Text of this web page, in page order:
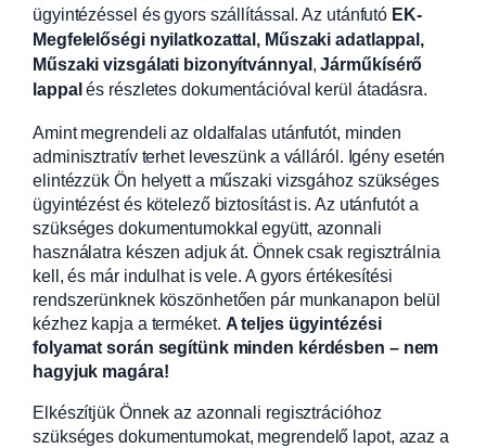
ügyintézéssel és gyors szállítással. Az utánfutó EK-
Megfelelőségi nyilatkozattal, Műszaki adatlappal,
Műszaki vizsgálati bizonyítvánnyal ,Járműkísérő
lappal és részletes dokumentációval kerül átadásra.
Amint megrendeli az oldalfalas utánfutót, minden
adminisztratív terhet leveszünk a válláról. Igény esetén
elintézzük Ön helyett a műszaki vizsgához szükséges
ügyintézést és kötelező biztosítást is. Az utánfutót a
szükséges dokumentumokkal együtt, azonnali
használatra készen adjuk át. Önnek csak regisztrálnia
kell, és már indulhat is vele. A gyors értékesítési
rendszerünknek köszönhetően pár munkanapon belül
kézhez kapja a terméket. A teljes ügyintézési
folyamat során segítünk minden kérdésben – nem
hagyjuk magára!
Elkészítjük Önnek az azonnali regisztrációhoz
szükséges dokumentumokat, megrendelő lapot, azaz a